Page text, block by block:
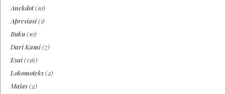
Anekdot(10)
Apresiasi(1)
Buku(10)
Dari Kami(7)
Esai(136)
Lokomoteks(2)
Majas(2)